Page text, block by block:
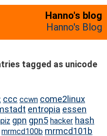
Hanno's blog
Hanno's Blog
tagged as unicode
ccc ccwn come2linux
entropia essen
gpn gpn5 hacker hash
mrmcd100b mrmcd101b